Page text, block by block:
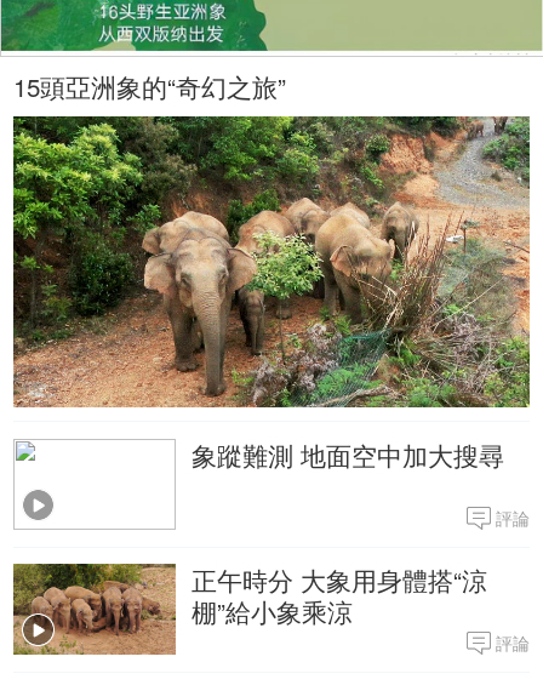
15頭亞洲象的“奇幻之旅”
象蹤難測 地面空中加大搜尋
評論
正午時分 大象用身體搭“涼
棚”給小象乘涼
評論